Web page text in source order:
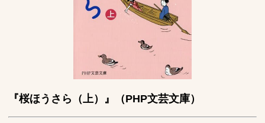
『桜ほうさら（上）』（PHP文芸文庫）